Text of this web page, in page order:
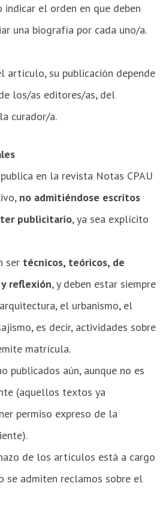
indicar el orden en que deben
una biografía por cada uno/a.
artículo, su publicación depende
los/as editores/as, del
curador/a.
en la revista Notas CPAU
no admitiéndose escritos
publicitario, ya sea explícito
ser técnicos, teóricos, de
reflexión, y deben estar siempre
el urbanismo, el
es decir, actividades sobre
matrícula.
publicados aún, aunque no es
(aquellos textos ya
permiso expreso de la
de los artículos está a cargo
se admiten reclamos sobre el